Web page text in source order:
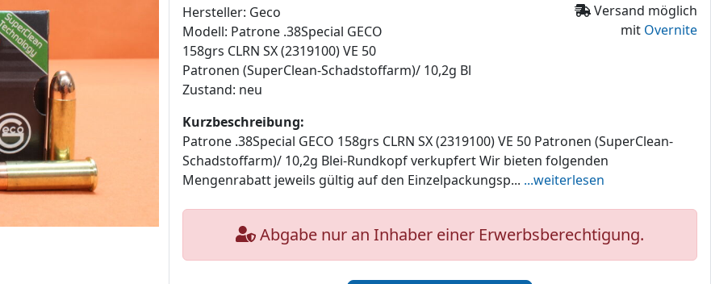
Versand möglich
mit Overnite
Hersteller: Geco
Modell: Patrone .38Special GECO
158grs CLRN SX (2319100) VE 50
Patronen (SuperClean-Schadstoffarm)/ 10,2g Bl
Zustand: neu
Kurzbeschreibung:
Patrone .38Special GECO 158grs CLRN SX (2319100) VE 50 Patronen (SuperClean-
Schadstoffarm)/ 10,2g Blei-Rundkopf verkupfert Wir bieten folgenden
Mengenrabatt jeweils gültig auf den Einzelpackungsp... ...weiterlesen
Abgabe nur an Inhaber einer Erwerbsberechtigung.